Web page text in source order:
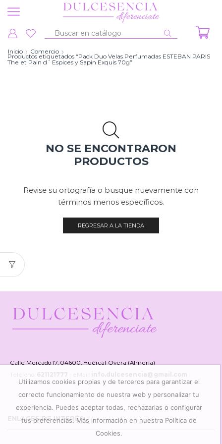
Entrada
búsqueda
Inicio Comercio
Productos etiquetados “Pack Duo Velas Perfumadas ESTEBAN PARIS
The et Pain d´ Espices y Sapin Exquis 70g”
NO SE ENCONTRARON
PRODUCTOS
Revise su ortografía o busque nuevamente con
términos menos específicos.
REGRESAR A LA TIENDA
Calle Mercado 17, 04600, Huércal-Overa (Almería)
Teléfono: 621121777 info.dulcesencia@gmail.com
ENLACES DE INTERÉS
Utilizamos cookies propias y de terceros para garantizar el
correcto funcionamiento de nuestra web y personalizar tu
experiencia. Puedes aceptar todas, rechazarlas o configurar
tus preferencias. Más información en nuestra Política de
Cookies.